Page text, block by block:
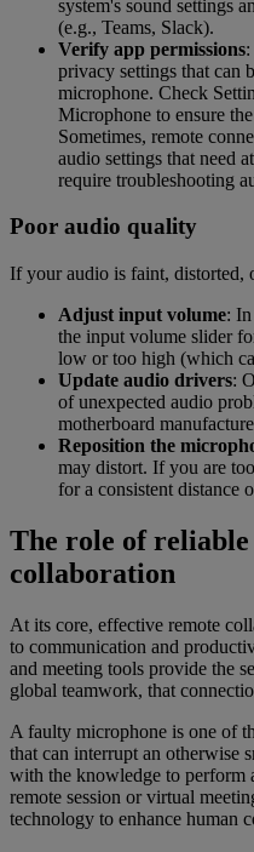
system's sound settings
(e.g., Teams, Slack).
Verify app permissions
privacy settings that can
microphone. Check
Microphone to ensure
Sometimes, remote
audio settings that need
require troubleshooting
Poor audio quality
If your audio is faint, distorted,
Adjust input volume:
the input volume slider
low or too high (which
Update audio drivers:
of unexpected audio
motherboard
Reposition the
may distort. If you are
for a consistent distance
The role of
collaboration
At its core, effective remote
to communication and
and meeting tools provide the
global teamwork, that
A faulty microphone is one of
that can interrupt an otherwise
with the knowledge to perform
remote session or virtual
technology to enhance human